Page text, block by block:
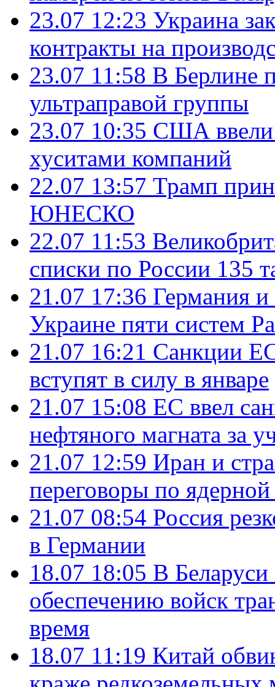
23.07 12:23 Украина
контракты на
23.07 11:58 В Берлине
ультраправой группы
23.07 10:35 США ввели
хуситами компаний
22.07 13:57 Трамп
ЮНЕСКО
22.07 11:53
списки по России 135
21.07 17:36 Германия
Украине пяти систем
21.07 16:21 Санкции
вступят в силу в январе
21.07 15:08 ЕС ввел
нефтяного магната за
21.07 12:59 Иран и
переговоры по
21.07 08:54 Россия
в Германии
18.07 18:05 В
обеспечению войск
время
18.07 11:19 Китай